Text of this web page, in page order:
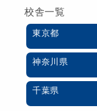
校舎一覧
東京都
神奈川県
千葉県